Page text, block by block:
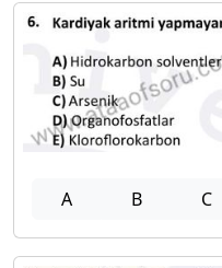
A B C